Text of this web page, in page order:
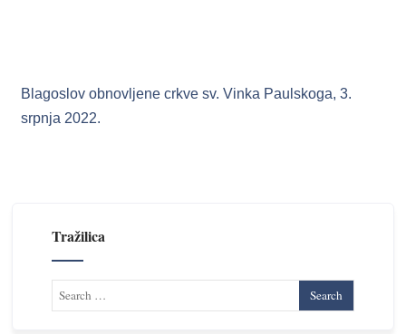
Blagoslov obnovljene crkve sv. Vinka Paulskoga, 3.
srpnja 2022.
Tražilica